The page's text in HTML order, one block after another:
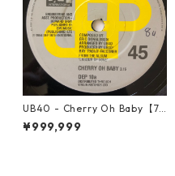
UB40 ‎- Cherry Oh Baby【7-
20643】
¥999,999